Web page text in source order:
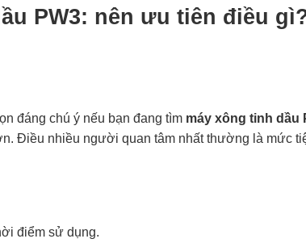
PW3: nên ưu tiên điều
đáng chú ý nếu bạn đang tìm máy xông tinh dầu
Điều nhiều người quan tâm nhất thường là mức
điểm sử dụng.